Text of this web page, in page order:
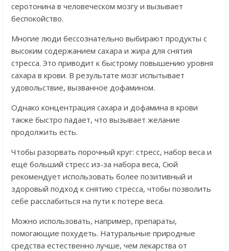
серотонина в человеческом мозгу и вызывает
беспокойство.
Многие люди бессознательно выбирают продукты с
высоким содержанием сахара и жира для снятия
стресса. Это приводит к быстрому повышению уровня
сахара в крови. В результате мозг испытывает
удовольствие, вызванное дофамином.
Однако концентрация сахара и дофамина в крови
также быстро падает, что вызывает желание
продолжить есть.
Чтобы разорвать порочный круг: стресс, набор веса и
ещё больший стресс из-за набора веса, Сюй
рекомендует использовать более позитивный и
здоровый подход к снятию стресса, чтобы позволить
себе расслабиться на пути к потере веса.
Можно использовать, например, препараты,
помогающие похудеть. Натуральные природные
средства естественно лучше, чем лекарства от